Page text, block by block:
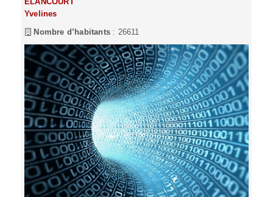
Yvelines
Nombre d’habitants : 26611